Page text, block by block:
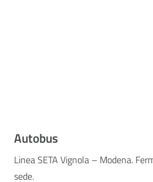
Autobus
Linea SETA Vignola – Modena.
sede.